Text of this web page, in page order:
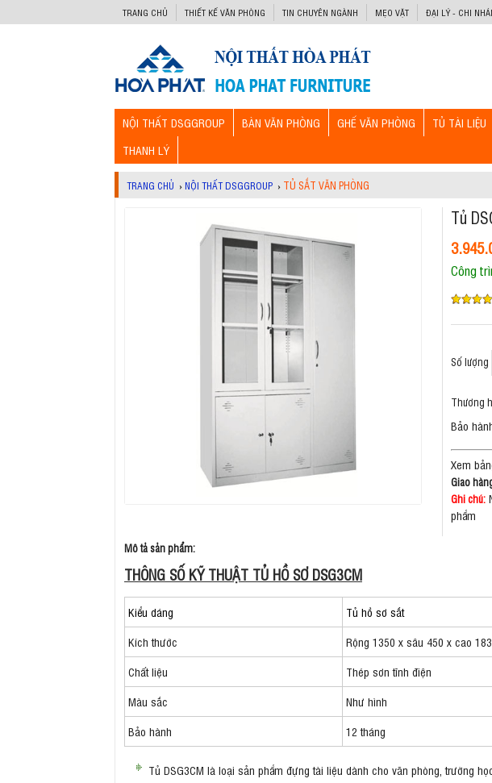
TRANG CHỦ THIẾT KẾ VĂN PHÒNG TIN CHUYÊN NGÀNH MẸO VẶT ĐẠI LÝ - CHI
NỘI THẤT DSGGROUP BÀN VĂN PHÒNG GHẾ VĂN PHÒNG TỦ TÀI LIỆU
THANH LÝ
TRANG CHỦ › NỘI THẤT DSGGROUP › TỦ SẮT VĂN PHÒNG
Tủ
Công
Số lượng
Thương
Bảo
Xem
Giao
Ghi chú:
phẩm
Mô tả sản phẩm:
THÔNG SỐ KỸ THUẬT TỦ HỒ SƠ DSG3CM
Kiểu dáng
Tủ hồ sơ sắt
Kích thước
Rộng 1350 x sâu 450 x cao
Chất liệu
Thép sơn tĩnh điện
Màu sắc
Như hình
Bảo hành
12 tháng
Tủ DSG3CM là loại sản phẩm đựng tài liệu dành cho văn phòng, trường